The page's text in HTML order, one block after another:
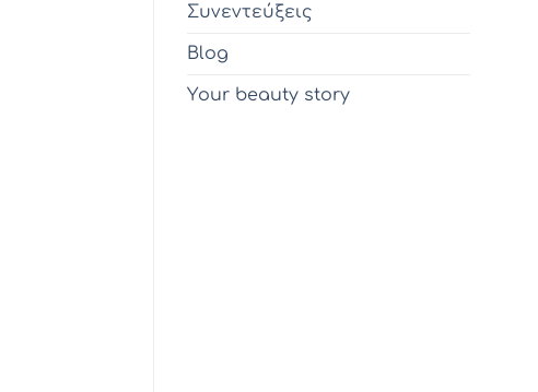
Συνεντεύξεις
Blog
Υour beauty story